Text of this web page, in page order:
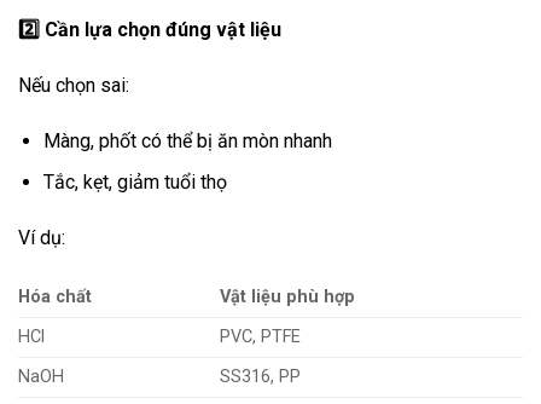
2️ Cần lựa chọn đúng vật liệu
Nếu chọn sai:
Màng, phốt có thể bị ăn mòn nhanh
Tắc, kẹt, giảm tuổi thọ
Ví dụ:
Hóa chất
Vật liệu phù hợp
HCl
PVC, PTFE
NaOH
SS316, PP